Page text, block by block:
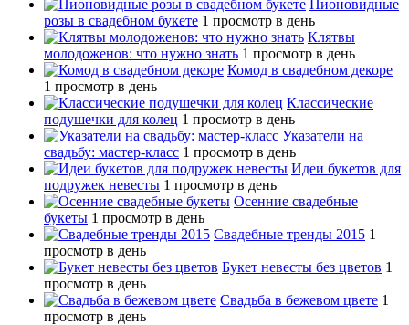
Пионовидные
розы в свадебном букете 1 просмотр в день
Клятвы
молодоженов: что нужно знать 1 просмотр в день
Комод в свадебном декоре
1 просмотр в день
Классические
подушечки для колец 1 просмотр в день
Указатели на
свадьбу: мастер-класс 1 просмотр в день
Идеи букетов для
подружек невесты 1 просмотр в день
Осенние свадебные
букеты 1 просмотр в день
Свадебные тренды 2015 1
просмотр в день
Букет невесты без цветов 1
просмотр в день
Свадьба в бежевом цвете 1
просмотр в день